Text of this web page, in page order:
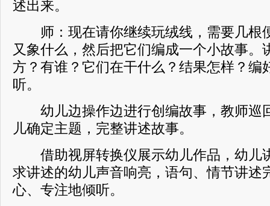
述出来。
师：现在请你继续玩绒线，需要几根
又象什么，然后把它们编成一个小故事。
方？有谁？它们在干什么？结果怎样？编
听。
幼儿边操作边进行创编故事，教师巡
儿确定主题，完整讲述故事。
借助视屏转换仪展示幼儿作品，幼儿
求讲述的幼儿声音响亮，语句、情节讲述
心、专注地倾听。